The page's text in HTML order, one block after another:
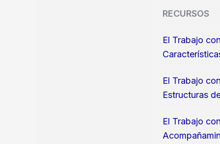
RECURSOS
El Trabajo
El Trabajo
Estructuras
El Trabajo